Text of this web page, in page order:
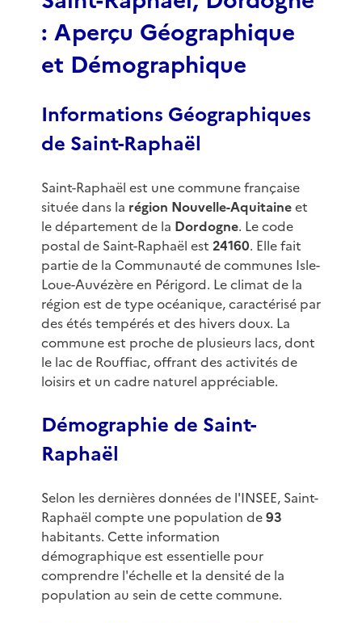
: Aperçu Géographique
et Démographique
Informations Géographiques
de Saint-Raphaël
Saint-Raphaël est une commune française
située dans la région Nouvelle-Aquitaineet
le département de la Dordogne. Le code
postal de Saint-Raphaël est 24160. Elle fait
partie de la Communauté de communes Isle-
Loue-Auvézère en Périgord. Le climat de la
région est de type océanique, caractérisé par
des étés tempérés et des hivers doux. La
commune est proche de plusieurs lacs, dont
le lac de Rouffiac, offrant des activités de
loisirs et un cadre naturel appréciable.
Démographie de Saint-
Raphaël
Selon les dernières données de l'INSEE, Saint-
Raphaël compte une population de93
habitants. Cette information
démographique est essentielle pour
comprendre l'échelle et la densité de la
population au sein de cette commune.